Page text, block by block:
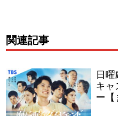
関連記事
日曜
キ
ー【